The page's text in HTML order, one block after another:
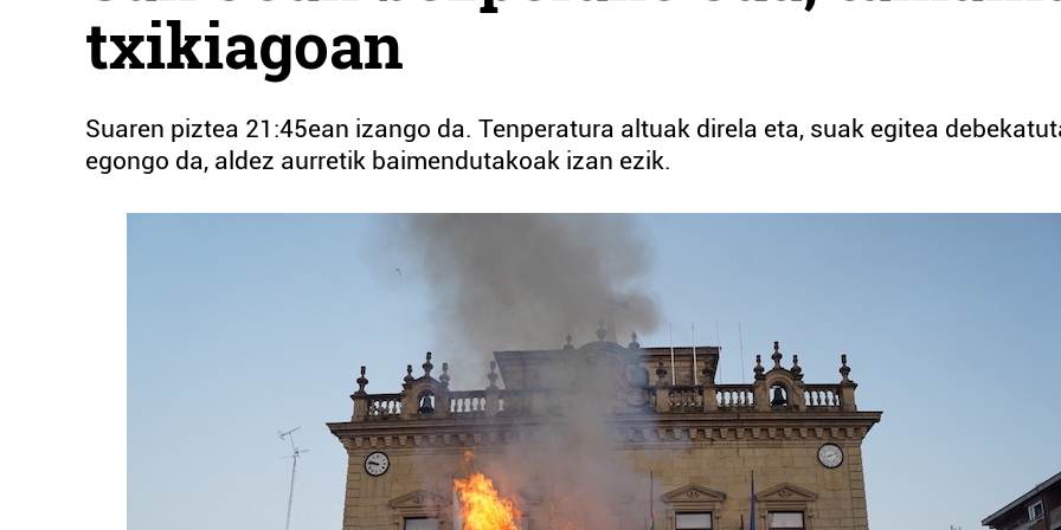
txikiagoan
Suaren piztea 21:45ean izango da. Tenperatura altuak direla eta, suak egitea
egongo da, aldez aurretik baimendutakoak izan ezik.